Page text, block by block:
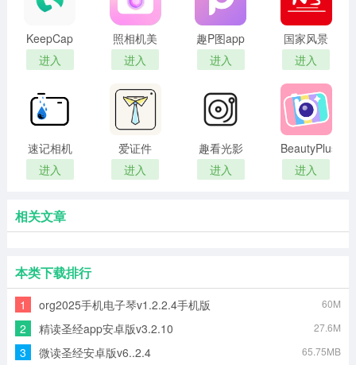
KeepCap
相机
进入
照相机美
颜手机版
进入
趣P图app
进入
国家风景
进入
速记相机
进入
爱证件
进入
趣看光影
最新版
进入
BeautyPlus
相机
进入
相关文章
本类下载排行
1 org2025手机电子琴v1.2.2.4手机版 60M
2 精读圣经app安卓版v3.2.10 27.6M
3 微读圣经安卓版v6..2.4 65.75MB